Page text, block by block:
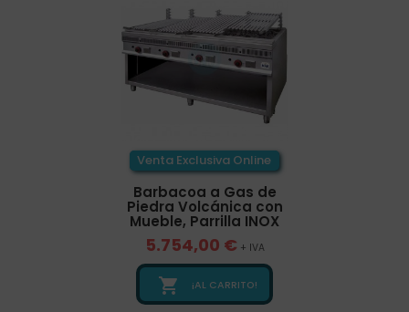
Venta Exclusiva Online
Barbacoa a Gas de
Piedra Volcánica con
Mueble, Parrilla INOX
5.754,00 € + IVA
 ¡AL CARRITO!